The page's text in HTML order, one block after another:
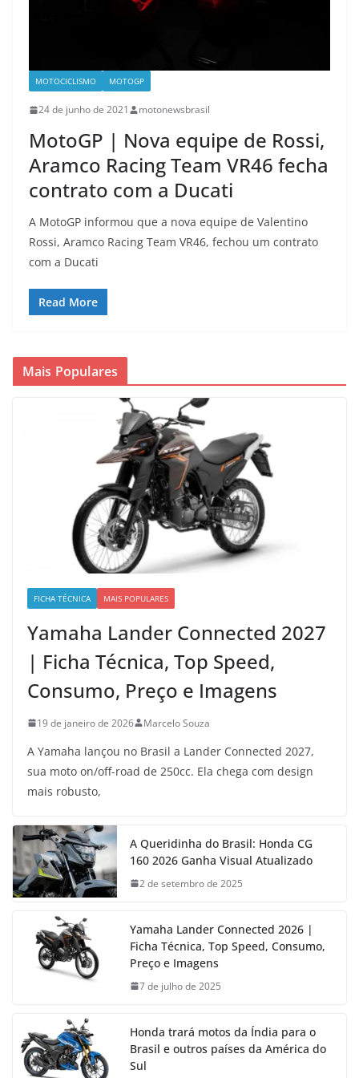
MOTOCICLISMO MOTOGP
24 de junho de 2021 motonewsbrasil
MotoGP | Nova equipe de Rossi,
Aramco Racing Team VR46 fecha
contrato com a Ducati
A MotoGP informou que a nova equipe de Valentino
Rossi, Aramco Racing Team VR46, fechou um contrato
com a Ducati
Read More
Mais Populares
FICHA TÉCNICA MAIS POPULARES
Yamaha Lander Connected 2027
| Ficha Técnica, Top Speed,
Consumo, Preço e Imagens
19 de janeiro de 2026 Marcelo Souza
A Yamaha lançou no Brasil a Lander Connected 2027,
sua moto on/off-road de 250cc. Ela chega com design
mais robusto,
A Queridinha do Brasil: Honda CG
160 2026 Ganha Visual Atualizado
2 de setembro de 2025
Yamaha Lander Connected 2026 |
Ficha Técnica, Top Speed, Consumo,
Preço e Imagens
7 de julho de 2025
Honda trará motos da Índia para o
Brasil e outros países da América do
Sul